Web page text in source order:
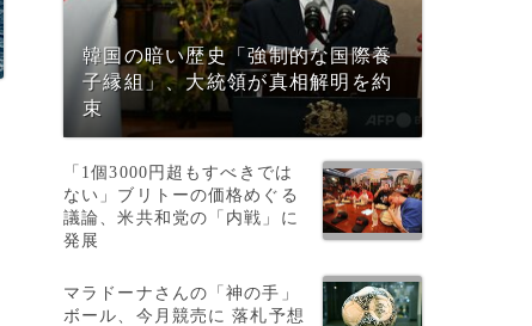
韓国の暗い歴史「強制的な国際養
子縁組」、大統領が真相解明を約
束
「1個3000円超もすべきでは
ない」ブリトーの価格めぐる
議論、米共和党の「内戦」に
発展
マラドーナさんの「神の手」
ボール、今月競売に 落札予想